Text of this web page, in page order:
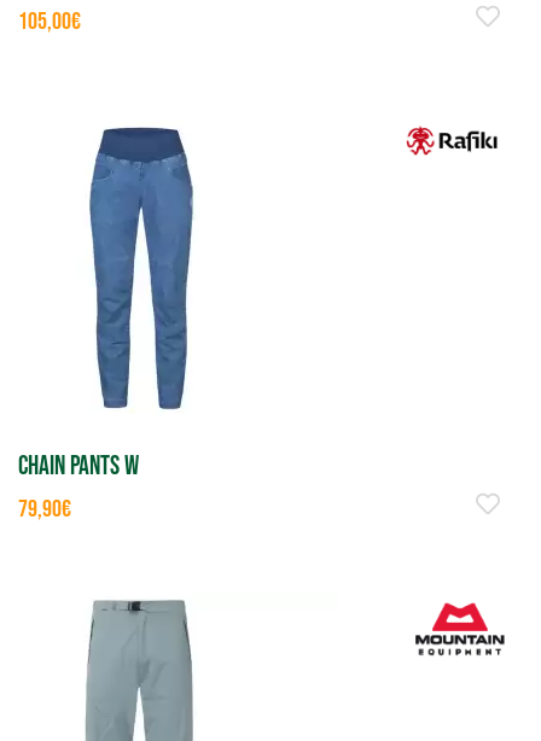
105,00€
CHAIN PANTS W
79,90€